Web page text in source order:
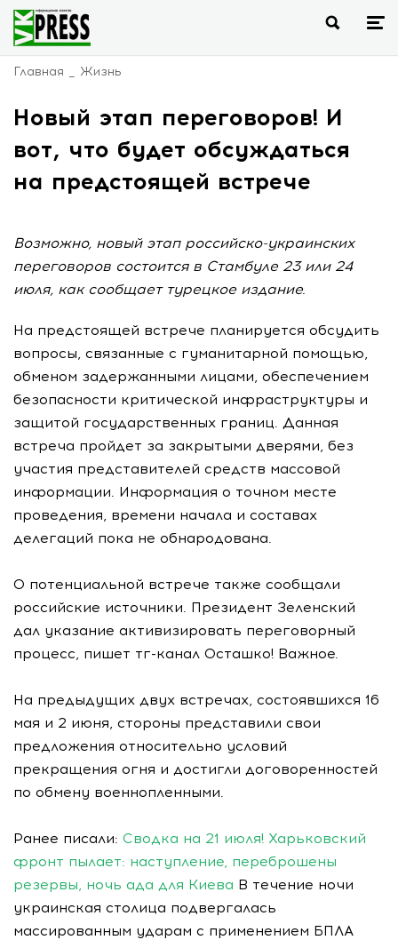
Главная Жизнь
Новый этап переговоров! И
вот, что будет обсуждаться
на предстоящей встрече
Возможно, новый этап российско-украинских
переговоров состоится в Стамбуле 23 или 24
июля, как сообщает турецкое издание.
На предстоящей встрече планируется обсудить
вопросы, связанные с гуманитарной помощью,
обменом задержанными лицами, обеспечением
безопасности критической инфраструктуры и
защитой государственных границ. Данная
встреча пройдет за закрытыми дверями, без
участия представителей средств массовой
информации. Информация о точном месте
проведения, времени начала и составах
делегаций пока не обнародована.
О потенциальной встрече также сообщали
российские источники. Президент Зеленский
дал указание активизировать переговорный
процесс, пишет тг-канал Осташко! Важное.
На предыдущих двух встречах, состоявшихся 16
мая и 2 июня, стороны представили свои
предложения относительно условий
прекращения огня и достигли договоренностей
по обмену военнопленными.
Ранее писали: Сводка на 21 июля! Харьковский
фронт пылает: наступление, переброшены
резервы, ночь ада для Киева В течение ночи
украинская столица подвергалась
массированным ударам с применением БПЛА